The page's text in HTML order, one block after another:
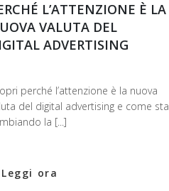
L’ATTENZIONE È LA
VALUTA DEL
ADVERTISING
perché l’attenzione è la nuova
del digital advertising e come sta
la [...]
Leggi ora